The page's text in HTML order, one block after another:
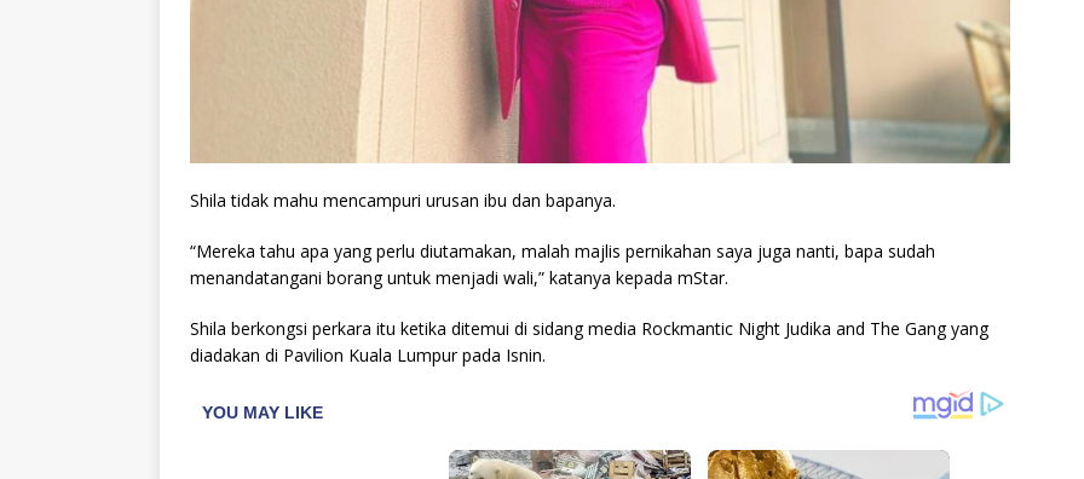
Shila tidak mahu mencampuri urusan ibu dan bapanya.
“Mereka tahu apa yang perlu diutamakan, malah majlis pernikahan saya juga nanti, bapa sudah
menandatangani borang untuk menjadi wali,” katanya kepada mStar.
Shila berkongsi perkara itu ketika ditemui di sidang media Rockmantic Night Judika and The Gang yang
diadakan di Pavilion Kuala Lumpur pada Isnin.